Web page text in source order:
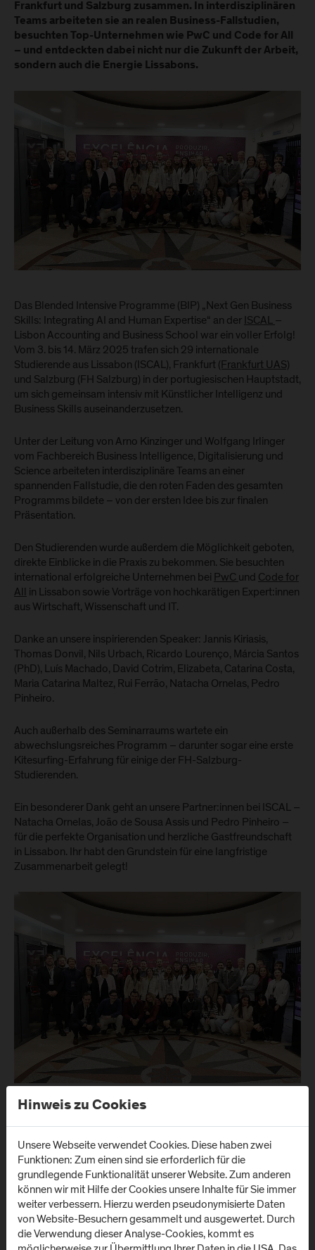
Frankfurt und Salzburg zusammen. In interdisziplinären
Teams arbeiteten sie an realen Business-Fallstudien,
besuchten Top-Unternehmen wie PwC und Code for All
– und entdeckten dabei nicht nur die Zukunft der Arbeit,
sondern auch die Energie Lissabons.
Das Blended Intensive Programme (BIP) „Next Gen Business
Skills: Integrating AI and Human Expertise“ an der ISCAL–
Lisbon Accounting and Business School war ein voller Erfolg!
Vom 3. bis 14. März 2025 trafen sich 29 internationale
Studierende aus Lissabon (ISCAL), Frankfurt (Frankfurt UAS)
und Salzburg (FH Salzburg) in der portugiesischen Hauptstadt,
um sich gemeinsam intensiv mit Künstlicher Intelligenz und
Business Skills auseinanderzusetzen.
Unter der Leitung von Arno Kinzinger und Wolfgang Irlinger
vom Fachbereich Business Intelligence, Digitalisierung und
Science arbeiteten interdisziplinäre Teams an einer
spannenden Fallstudie, die den roten Faden des gesamten
Programms bildete – von der ersten Idee bis zur finalen
Präsentation.
Den Studierenden wurde außerdem die Möglichkeit geboten,
direkte Einblicke in die Praxis zu bekommen. Sie besuchten
international erfolgreiche Unternehmen bei PwC und Code for
All in Lissabon sowie Vorträge von hochkarätigen Expert:innen
aus Wirtschaft, Wissenschaft und IT.
Danke an unsere inspirierenden Speaker: Jannis Kiriasis,
Thomas Donvil, Nils Urbach, Ricardo Lourenço, Márcia Santos
(PhD), Luís Machado, David Cotrim, Elizabeta, Catarina Costa,
Maria Catarina Maltez, Rui Ferrão, Natacha Ornelas, Pedro
Pinheiro.
Auch außerhalb des Seminarraums wartete ein
abwechslungsreiches Programm – darunter sogar eine erste
Kitesurfing-Erfahrung für einige der FH-Salzburg-
Studierenden.
Ein besonderer Dank geht an unsere Partner:innen bei ISCAL –
Natacha Ornelas, João de Sousa Assis und Pedro Pinheiro –
für die perfekte Organisation und herzliche Gastfreundschaft
in Lissabon. Ihr habt den Grundstein für eine langfristige
Zusammenarbeit gelegt!
Hinweis zu Cookies
Unsere Webseite verwendet Cookies. Diese haben zwei
Funktionen: Zum einen sind sie erforderlich für die
grundlegende Funktionalität unserer Website. Zum anderen
können wir mit Hilfe der Cookies unsere Inhalte für Sie immer
weiter verbessern. Hierzu werden pseudonymisierte Daten
von Website-Besuchern gesammelt und ausgewertet. Durch
die Verwendung dieser Analyse-Cookies, kommt es